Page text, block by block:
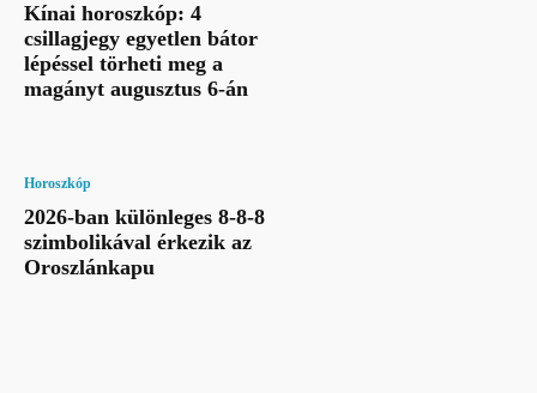
Kínai horoszkóp: 4
csillagjegy egyetlen bátor
lépéssel törheti meg a
magányt augusztus 6-án
Horoszkóp
2026-ban különleges 8-8-8
szimbolikával érkezik az
Oroszlánkapu